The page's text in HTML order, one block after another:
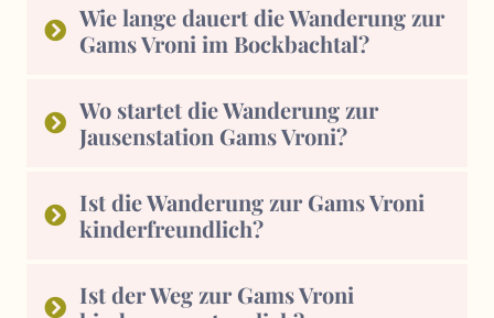
Wie lange dauert die Wanderung zur
Gams Vroni im Bockbachtal?
Wo startet die Wanderung zur
Jausenstation Gams Vroni?
Ist die Wanderung zur Gams Vroni
kinderfreundlich?
Ist der Weg zur Gams Vroni